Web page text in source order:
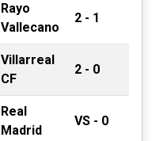
Rayo
Vallecano
2 - 1
Villarreal
CF
2 - 0
Real
Madrid
VS - 0